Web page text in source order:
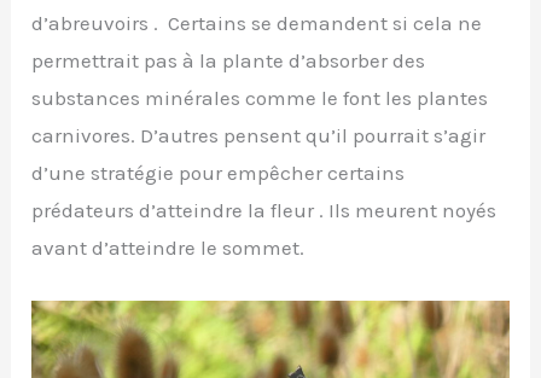
d’abreuvoirs . Certains se demandent si cela ne
permettrait pas à la plante d’absorber des
substances minérales comme le font les plantes
carnivores. D’autres pensent qu’il pourrait s’agir
d’une stratégie pour empêcher certains
prédateurs d’atteindre la fleur . Ils meurent noyés
avant d’atteindre le sommet.